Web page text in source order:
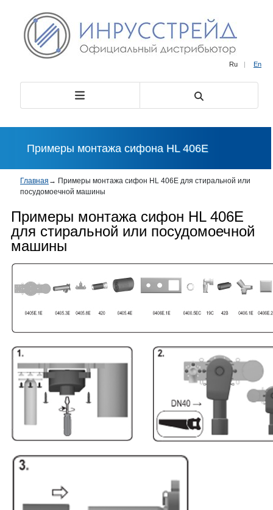
Ru | En
Примеры монтажа сифона HL 406E
Главная → Примеры монтажа сифон HL 406E для стиральной или
посудомоечной машины
Примеры монтажа сифон HL 406E
для стиральной или посудомоечной
машины